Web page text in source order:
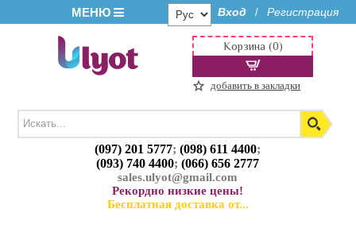
МЕНЮ Вход / Регистрация
(097) 201 5777;(098) 611 4400;
(093) 740 4400;(066) 656 2777
sales.ulyot@gmail.com
Рекордно низкие цены!
Бесплатная доставка от...
Корзина (0)
добавить в закладки